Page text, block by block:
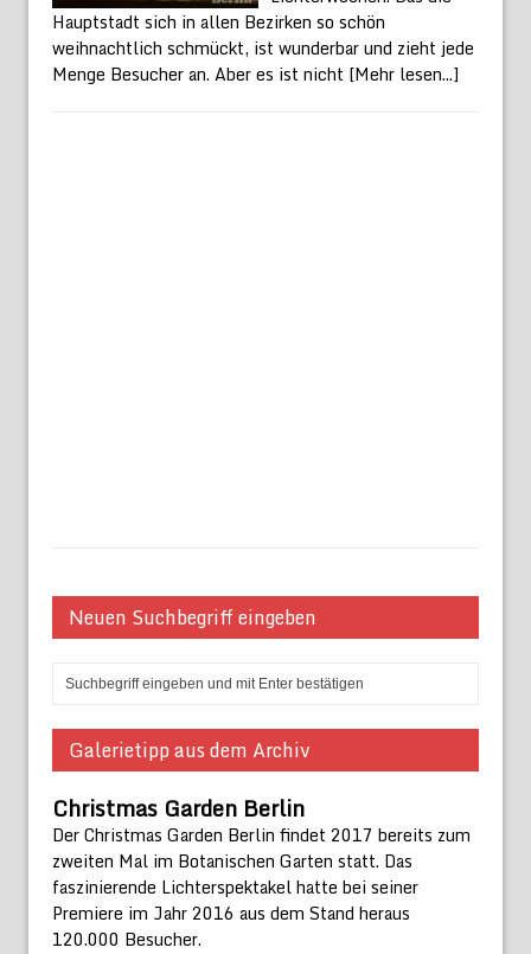
Hauptstadt sich in allen Bezirken so schön
weihnachtlich schmückt, ist wunderbar und zieht jede
Menge Besucher an. Aber es ist nicht [Mehr lesen...]
Neuen Suchbegriff eingeben
Galerietipp aus dem Archiv
Christmas Garden Berlin
Der Christmas Garden Berlin findet 2017 bereits zum
zweiten Mal im Botanischen Garten statt. Das
faszinierende Lichterspektakel hatte bei seiner
Premiere im Jahr 2016 aus dem Stand heraus
120.000 Besucher.